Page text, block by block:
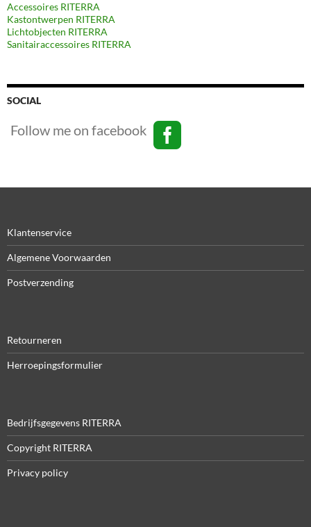
Accessoires RITERRA
Kastontwerpen RITERRA
Lichtobjecten RITERRA
Sanitairaccessoires RITERRA
SOCIAL
Follow me on facebook
Klantenservice
Algemene Voorwaarden
Postverzending
Retourneren
Herroepingsformulier
Bedrijfsgegevens RITERRA
Copyright RITERRA
Privacy policy